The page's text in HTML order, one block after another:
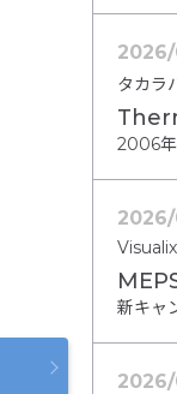
タカラ
2006
Visualix
新キャ